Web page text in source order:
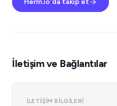
Herm.io'da takip et
İletişim ve Bağlantılar
İLETIŞIM BILGILERI